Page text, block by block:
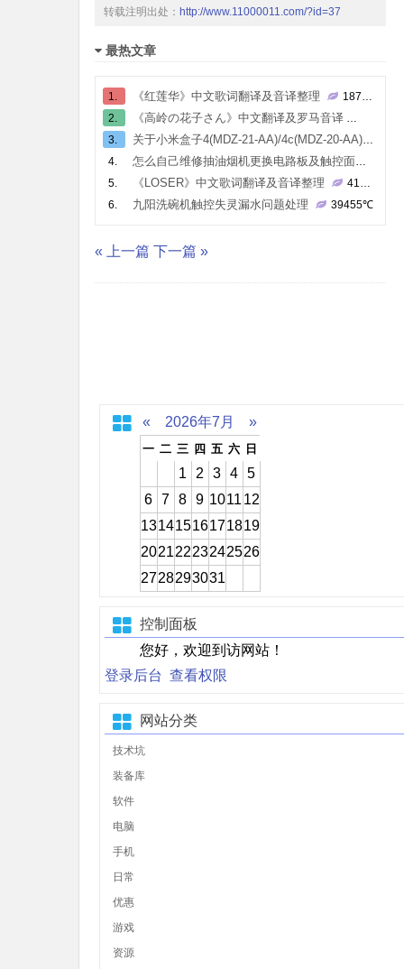
转载注明出处：http://www.11000011.com/?id=37
最热文章
1. 《红莲华》中文歌词翻译及音译整理 187799
2.
《高岭の花子さん》中文翻译及罗马音译
3.
关于小米盒子4(MDZ-21-AA)/4c(MDZ-20-AA)的root
4. 怎么自己维修抽油烟机更换电路板及触控面板
5.
《LOSER》中文歌词翻译及音译整理 41304
6.
九阳洗碗机触控失灵漏水问题处理 39455℃
« 上一篇 下一篇 »
« 2026年7月 »
一 二 三 四 五 六 日
1 2 3 4
5
6
7 8 9 1011 12
13141516171819
20212223242526
2728293031
控制面板
您好，欢迎到访网站！
登录后台 查看权限
网站分类
技术坑
装备库
软件
电脑
手机
日常
优惠
游戏
资源